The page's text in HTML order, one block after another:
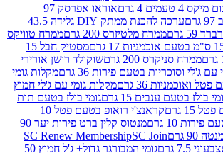
אוראו אפרסק 97
ערכה להכנת ממתק DIY גלידה 43.5
ממרח מלטיזרס 200 גרם
ממרח טוויקס
מסטיק חבל 15
200 גרם
שוקולד רושן אורירי
בטעם פירות 36 גרם
מקלות גומי
גרם
מקלות גומי עם ג'לי חמוץ
15 גרם
גומי בולז בטעם תות
קראנצ'י רואופ בטעם פטל 10
מנטוס קלין ברט פירות יער 90
SC Renew MembershipSC Join
גומי המבורגר גדול+ ג'ל חמוץ 50